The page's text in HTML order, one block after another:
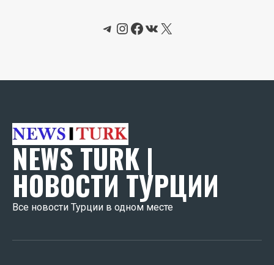
Telegram
Instagram
Facebook
ВКонтакте
X
NEWS TURK |
НОВОСТИ ТУРЦИИ
Все новости Турции в одном месте